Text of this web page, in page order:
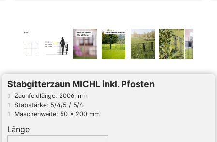
Stabgitterzaun MICHL inkl. Pfosten
Zaunfeldlänge: 2006 mm
Stabstärke: 5/4/5 / 5/4
Maschenweite: 50 x 200 mm
Länge